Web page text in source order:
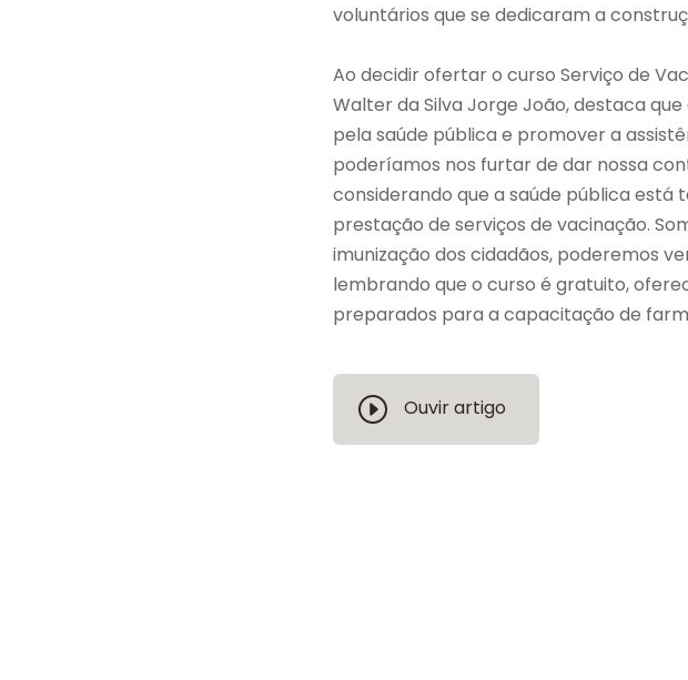
voluntários que se dedicaram a
Ao decidir ofertar o curso Serviço de
Walter da Silva Jorge João, destaca
pela saúde pública e promover a
poderíamos nos furtar de dar nossa
considerando que a saúde pública está
prestação de serviços de vacinação.
imunização dos cidadãos, poderemos
lembrando que o curso é gratuito,
preparados para a capacitação de
Ouvir artigo